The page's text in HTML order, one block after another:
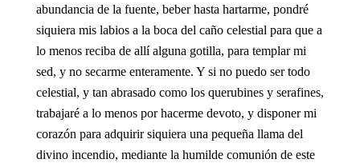
abundancia de la fuente, beber hasta hartarme, pondré
siquiera mis labios a la boca del caño celestial para que a
lo menos reciba de allí alguna gotilla, para templar mi
sed, y no secarme enteramente. Y si no puedo ser todo
celestial, y tan abrasado como los querubines y serafines,
trabajaré a lo menos por hacerme devoto, y disponer mi
corazón para adquirir siquiera una pequeña llama del
divino incendio, mediante la humilde comunión de este